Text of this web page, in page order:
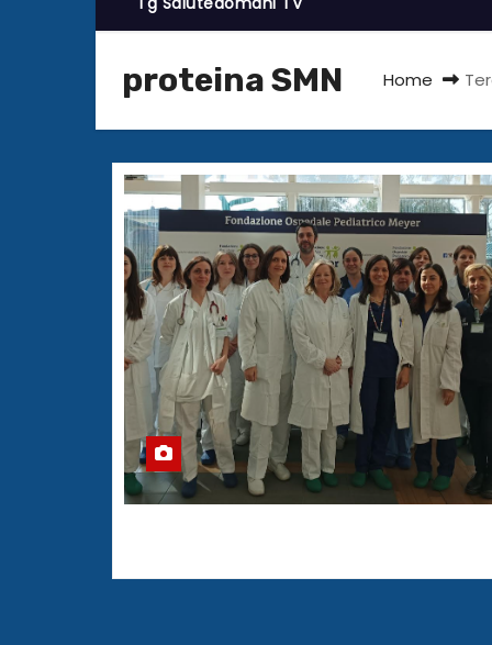
proteina SMN Home